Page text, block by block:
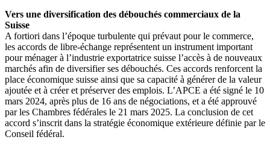
Vers une diversification des débouchés commerciaux de la
Suisse
A fortiori dans l’époque turbulente qui prévaut pour le commerce,
les accords de libre-échange représentent un instrument important
pour ménager à l’industrie exportatrice suisse l’accès à de nouveaux
marchés afin de diversifier ses débouchés. Ces accords renforcent la
place économique suisse ainsi que sa capacité à générer de la valeur
ajoutée et à créer et préserver des emplois. L’APCE a été signé le 10
mars 2024, après plus de 16 ans de négociations, et a été approuvé
par les Chambres fédérales le 21 mars 2025. La conclusion de cet
accord s’inscrit dans la stratégie économique extérieure définie par le
Conseil fédéral.